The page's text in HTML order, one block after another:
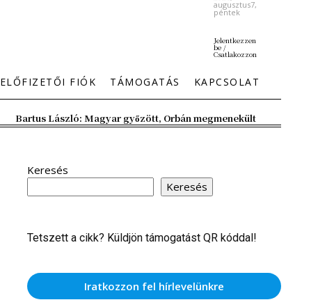
augusztus7,
péntek
Jelentkezzen
be /
Csatlakozzon
ELŐFIZETŐI FIÓK TÁMOGATÁS KAPCSOLAT
Bartus László: Magyar győzött, Orbán megmenekült
Keresés
Keresés
Tetszett a cikk? Küldjön támogatást QR kóddal!
Iratkozzon fel hírlevelünkre